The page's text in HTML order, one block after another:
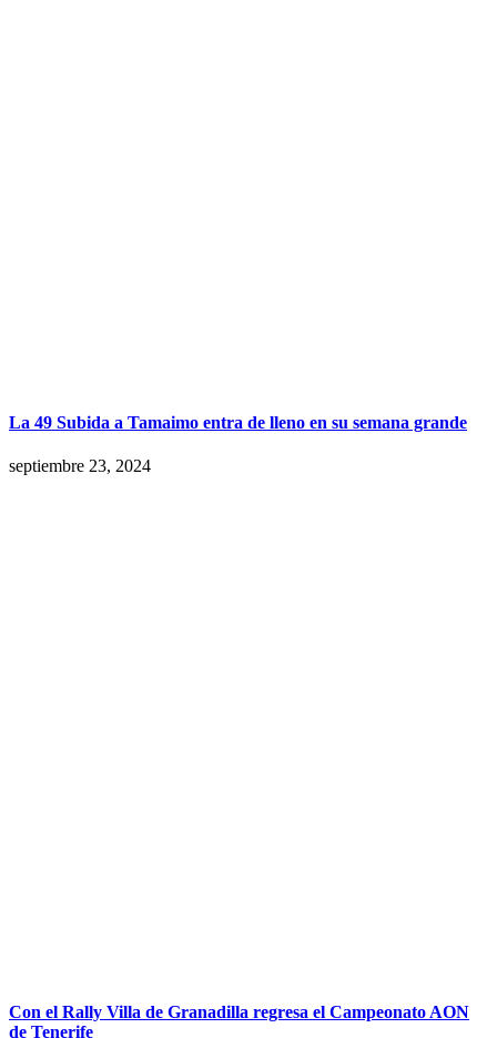
La 49 Subida a Tamaimo entra de lleno en su semana grande
septiembre 23, 2024
Con el Rally Villa de Granadilla regresa el Campeonato AON
de Tenerife